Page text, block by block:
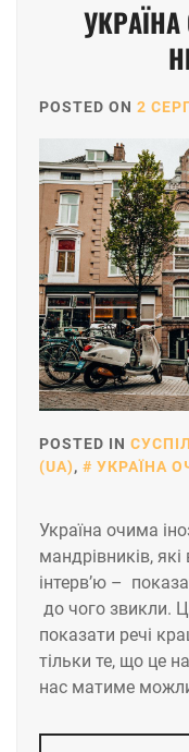
POSTED ON 2
POSTED IN
(UA), УКРАЇНА
Україна очима
мандрівників,
інтерв’ю –
до чого звикли.
показати речі
тільки те, що це
нас матиме